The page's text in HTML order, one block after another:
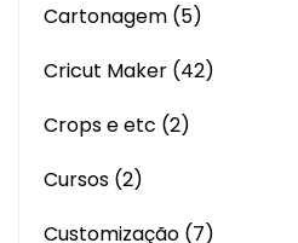
Cartonagem (5)
Cricut Maker (42)
Crops e etc (2)
Cursos (2)
Customização (7)